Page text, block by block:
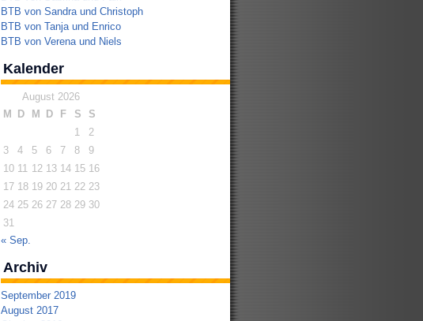
BTB von Sandra und Christoph
BTB von Tanja und Enrico
BTB von Verena und Niels
Kalender
August 2026
M
D M D F S
S
1
2
3
4 5 6 7 8
9
10 11 12 13 14 15 16
17 18 19 20 21 22 23
24 25 26 27 28 29 30
31
« Sep.
Archiv
September 2019
August 2017